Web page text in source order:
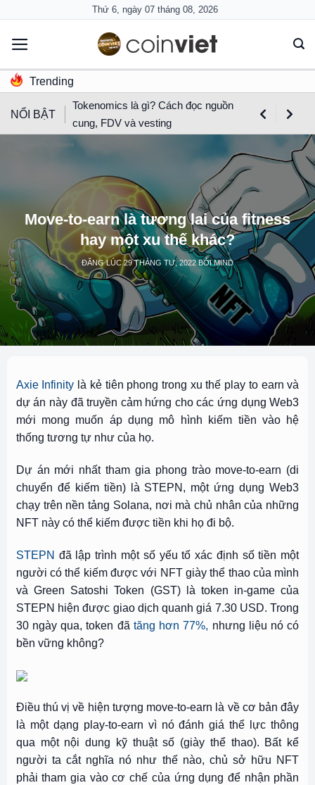
content
Thứ 6, ngày 07 tháng 08, 2026
Trending
NỔI BẬT
Tokenomics là gì? Cách đọc nguồn
cung, FDV và vesting
Move-to-earn là tương lai của fitness
hay một xu thế khác?
ĐĂNG LÚC29 THÁNG TƯ, 2022BỞIMIND
Axie Infinity là kẻ tiên phong trong xu thế play to earn và
dự án này đã truyền cảm hứng cho các ứng dụng Web3
mới mong muốn áp dụng mô hình kiếm tiền vào hệ
thống tương tự như của họ.
Dự án mới nhất tham gia phong trào move-to-earn (di
chuyển để kiếm tiền) là STEPN, một ứng dụng Web3
chạy trên nền tảng Solana, nơi mà chủ nhân của những
NFT này có thể kiếm được tiền khi họ đi bộ.
STEPN đã lập trình một số yếu tố xác định số tiền một
người có thể kiếm được với NFT giày thể thao của mình
và Green Satoshi Token (GST) là token in-game của
STEPN hiện được giao dịch quanh giá 7.30 USD. Trong
30 ngày qua, token đã tăng hơn 77%, nhưng liệu nó có
bền vững không?
Điều thú vị về hiện tượng move-to-earn là về cơ bản đây
là một dạng play-to-earn vì nó đánh giá thể lực thông
qua một nội dung kỹ thuật số (giày thể thao). Bất kể
người ta cắt nghĩa nó như thế nào, chủ sở hữu NFT
phải tham gia vào cơ chế của ứng dụng để nhận phần